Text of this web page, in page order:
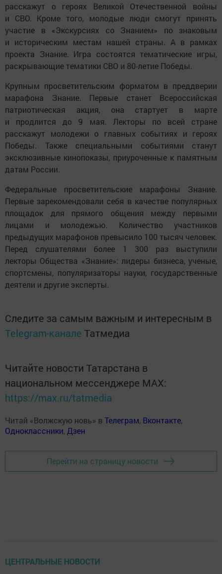
расскажут о героях Великой Отечественной войны
и СВО. Кроме того, молодые люди смогут принять
участие в «Экскурсиях со Знанием» по знаковым
и историческим местам нашей страны. А в рамках
проекта Знание. Игра состоятся тематические игры,
раскрывающие тематики СВО и 80-летие Победы.
Крупным просветительским форматом в преддверии
марафона Знание. Первые станет Всероссийская
патриотическая акция, она стартует в марте
и продлится до 9 мая. Лекторы по всей стране
расскажут молодежи о главных событиях и героях
Победы. Также специальными событиями станут
эксклюзивные кинопоказы, приуроченные к памятным
датам России.
Федеральные просветительские марафоны Знание.
Первые зарекомендовали себя в качестве популярных
площадок для прямого общения между первыми
лицами и молодежью. Количество участников
предыдущих марафонов превысило 100 тысяч человек.
Перед слушателями более 1 300 раз выступили
лекторы Общества «Знание»: лидеры бизнеса, ученые,
спортсмены, популяризаторы науки, государственные
деятели и другие эксперты.
Следите за самым важным и интересным в
Telegram-канале Татмедиа
Читайте новости Татарстана в
национальном мессенджере MАХ:
https://max.ru/tatmedia
Читай «Волжскую новь» в Телеграм, Вконтакте,
Одноклассники, Дзен
Перейти на страницу новости
ЦЕНТРАЛЬНЫЕ НОВОСТИ